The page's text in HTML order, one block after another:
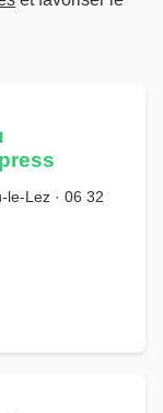
le-Lez · 06 32